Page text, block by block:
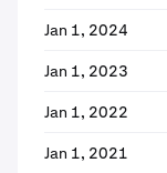
Jan 1, 2024
Jan 1, 2023
Jan 1, 2022
Jan 1, 2021